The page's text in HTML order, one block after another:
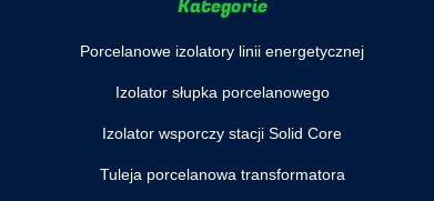
Kategorie
Porcelanowe izolatory linii energetycznej
Izolator słupka porcelanowego
Izolator wsporczy stacji Solid Core
Tuleja porcelanowa transformatora